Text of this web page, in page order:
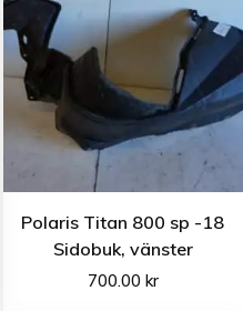
Polaris Titan 800 sp -18
Sidobuk, vänster
700.00 kr